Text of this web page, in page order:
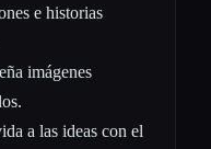
e historias
imágenes
a las ideas con el